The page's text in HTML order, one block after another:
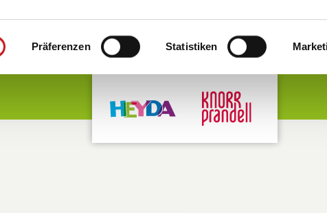
Präferenzen Statistiken